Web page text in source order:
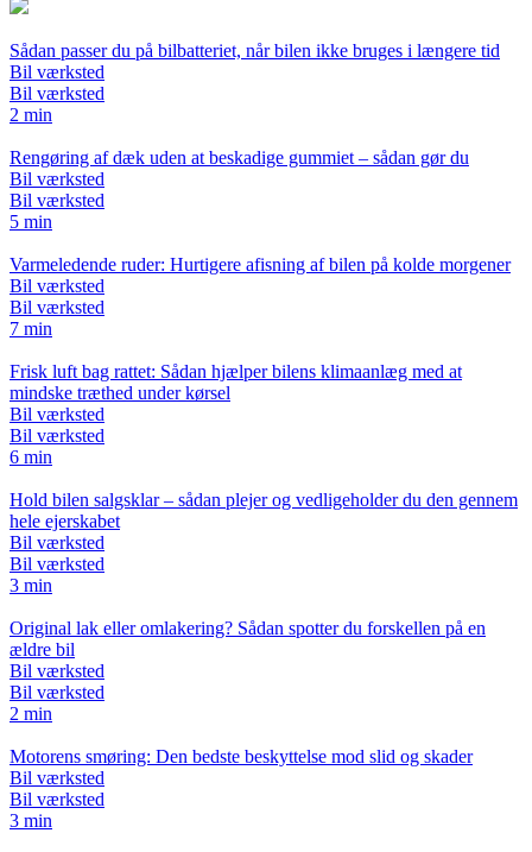
Sådan passer du på bilbatteriet, når bilen ikke bruges i længere tid
Bil værksted
Bil værksted
2 min
Rengøring af dæk uden at beskadige gummiet – sådan gør du
Bil værksted
Bil værksted
5 min
Varmeledende ruder: Hurtigere afisning af bilen på kolde morgener
Bil værksted
Bil værksted
7 min
Frisk luft bag rattet: Sådan hjælper bilens klimaanlæg med at
mindske træthed under kørsel
Bil værksted
Bil værksted
6 min
Hold bilen salgsklar – sådan plejer og vedligeholder du den gennem
hele ejerskabet
Bil værksted
Bil værksted
3 min
Original lak eller omlakering? Sådan spotter du forskellen på en
ældre bil
Bil værksted
Bil værksted
2 min
Motorens smøring: Den bedste beskyttelse mod slid og skader
Bil værksted
Bil værksted
3 min